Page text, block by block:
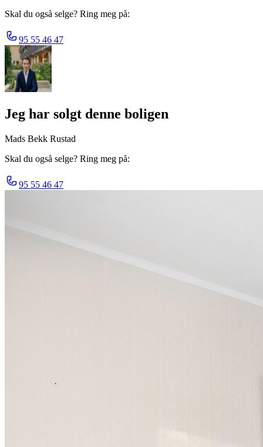
Skal du også selge? Ring meg på:
95 55 46 47
Jeg har solgt denne boligen
Mads Bekk Rustad
Skal du også selge? Ring meg på:
95 55 46 47